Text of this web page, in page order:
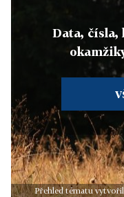
Data, čísla,
Přehled tématu